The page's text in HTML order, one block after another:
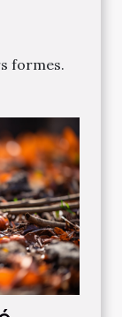
formes.